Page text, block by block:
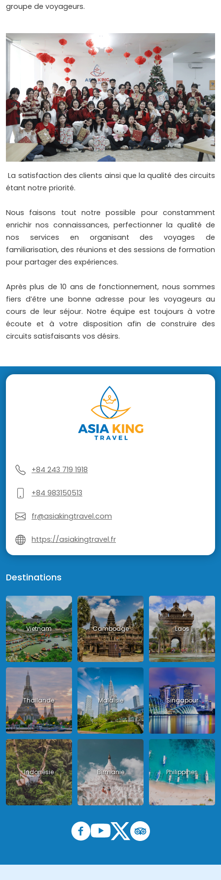
groupe de voyageurs.
La satisfaction des clients ainsi que la qualité des circuits
étant notre priorité.
Nous faisons tout notre possible pour constamment
enrichir nos connaissances, perfectionner la qualité de
nos services en organisant des voyages de
familiarisation, des réunions et des sessions de formation
pour partager des expériences.
Après plus de 10 ans de fonctionnement, nous sommes
fiers d’être une bonne adresse pour les voyageurs au
cours de leur séjour. Notre équipe est toujours à votre
écoute et à votre disposition afin de construire des
circuits satisfaisants vos désirs.
+84 243 719 1918
+84 983150513
fr@asiakingtravel.com
https://asiakingtravel.fr
Destinations
Vietnam Cambodge Laos
Thailande Malaisie Singapour
Indonésie Birmanie Philippines